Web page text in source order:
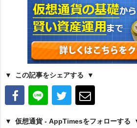
この記事をシェアする
仮想通貨 - AppTimesをフォローする